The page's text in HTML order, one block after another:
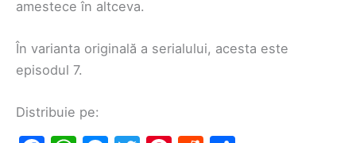
amestece în altceva.
În varianta originală a serialului, acesta este
episodul 7.
Distribuie pe: